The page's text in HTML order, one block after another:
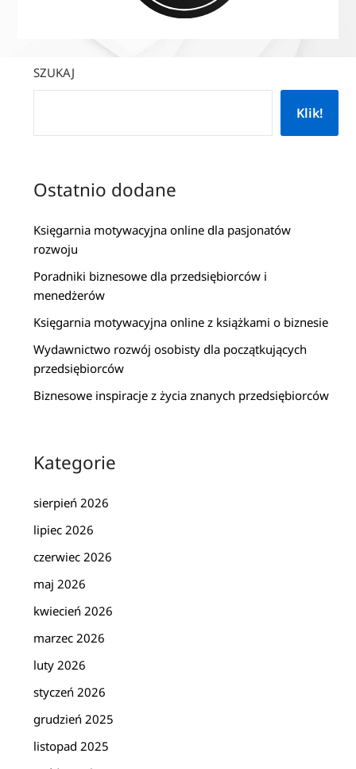
SZUKAJ
Klik!
Ostatnio dodane
Księgarnia motywacyjna online dla pasjonatów
rozwoju
Poradniki biznesowe dla przedsiębiorców i
menedżerów
Księgarnia motywacyjna online z książkami o biznesie
Wydawnictwo rozwój osobisty dla początkujących
przedsiębiorców
Biznesowe inspiracje z życia znanych przedsiębiorców
Kategorie
sierpień 2026
lipiec 2026
czerwiec 2026
maj 2026
kwiecień 2026
marzec 2026
luty 2026
styczeń 2026
grudzień 2025
listopad 2025